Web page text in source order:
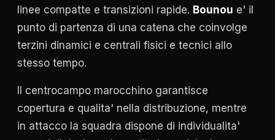
linee compatte e transizioni rapide. Bounou e' il
punto di partenza di una catena che coinvolge
terzini dinamici e centrali fisici e tecnici allo
stesso tempo.
Il centrocampo marocchino garantisce
copertura e qualita' nella distribuzione, mentre
in attacco la squadra dispone di individualita'